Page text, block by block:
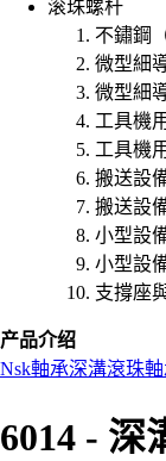
滚珠螺杆
不鏽鋼
微型細
微型細
工具機
工具機
搬送設
搬送設
小型設
小型設
支撐座
产品介绍
Nsk軸承深溝滾珠軸
6014 - 深